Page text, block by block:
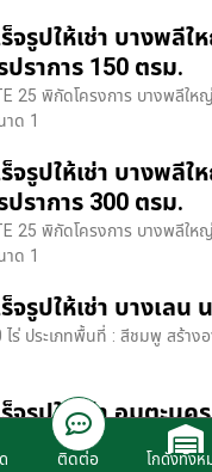
จรูปให้เช่า บางพลีใ
ราการ 150 ตรม.
25 พิกัดโครงการ บางพลีให
าด 1
จรูปให้เช่า บางพลีใ
ราการ 300 ตรม.
25 พิกัดโครงการ บางพลีให
าด 1
จรูปให้เช่า บางเลน
ประเภทพื้นที่ : สีชมพู สร้าง
จรูปให้เช่า อมตะนค
เช่า พิกัด ติดนิคมอมตะนคร อ.
ติดต่อ โกดังทั้งห